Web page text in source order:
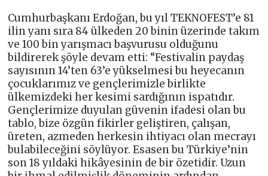
Cumhurbaşkanı Erdoğan, bu yıl TEKNOFEST’e 81
ilin yanı sıra 84 ülkeden 20 binin üzerinde takım
ve 100 bin yarışmacı başvurusu olduğunu
bildirerek şöyle devam etti: “Festivalin paydaş
sayısının 14’ten 63’e yükselmesi bu heyecanın
çocuklarımız ve gençlerimizle birlikte
ülkemizdeki her kesimi sardığının ispatıdır.
Gençlerimize duyulan güvenin ifadesi olan bu
tablo, bize özgün fikirler geliştiren, çalışan,
üreten, azmeden herkesin ihtiyacı olan mecrayı
bulabileceğini söylüyor. Esasen bu Türkiye’nin
son 18 yıldaki hikâyesinin de bir özetidir. Uzun